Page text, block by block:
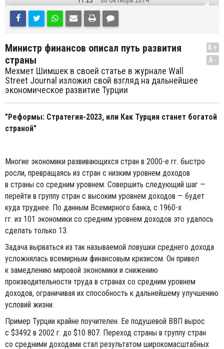
Министр финансов описал путь развития
страны
Мехмет Шимшек в своей статье в журнале Wall
Street Journal изложил свой взгляд на дальнейшее
экономическое развитие Турции
A+
A-
"Реформы: Стратегия-2023, или Как Турция станет богатой
страной"
Многие экономики развивающихся стран в 2000-е гг. быстро
росли, превращаясь из стран с низким уровнем доходов
в страны со средним уровнем. Совершить следующий шаг —
перейти в группу стран с высоким уровнем доходов — будет
куда труднее. По данным Всемирного банка, с 1960-х
гг. из 101 экономики со средним уровнем доходов это удалось
сделать только 13.
Задача вырваться из так называемой ловушки среднего дохода
усложнялась всемирным финансовым кризисом. Он привел
к замедлению мировой экономики и снижению
производительности труда в странах со средним уровнем
доходов, ограничивая их способность к дальнейшему улучшению
условий жизни.
Пример Турции крайне поучителен. Ее подушевой ВВП вырос
с $3492 в 2002 г. до $10 807. Переход страны в группу стран
со средними доходами стал результатом широкомасштабных